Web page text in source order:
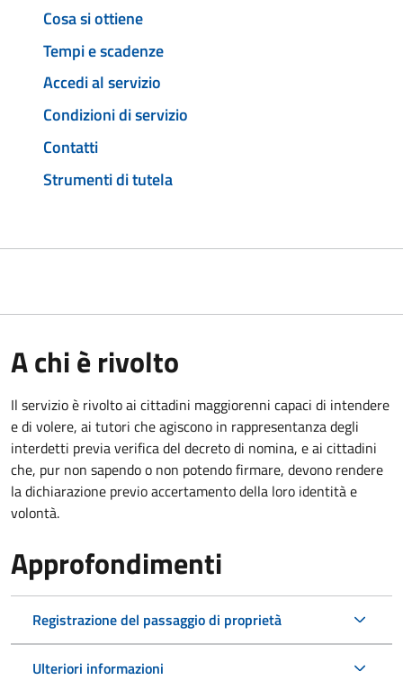
Cosa si ottiene
Tempi e scadenze
Accedi al servizio
Condizioni di servizio
Contatti
Strumenti di tutela
A chi è rivolto
Il servizio è rivolto ai cittadini maggiorenni capaci di intendere
e di volere, ai tutori che agiscono in rappresentanza degli
interdetti previa verifica del decreto di nomina, e ai cittadini
che, pur non sapendo o non potendo firmare, devono rendere
la dichiarazione previo accertamento della loro identità e
volontà.
Approfondimenti
Registrazione del passaggio di proprietà
Ulteriori informazioni